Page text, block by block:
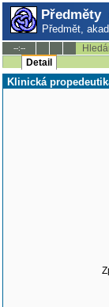
Předměty
Předmět,
--:--
Detail
Klinická